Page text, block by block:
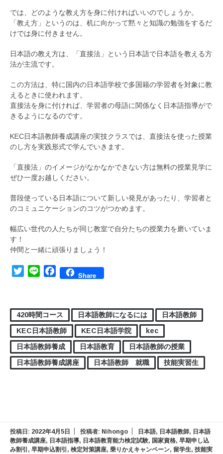
では、どのような教え方を身に付ければいいのでしょうか。
「教え方」というのは、机に向かって黙々と知識の勉強をするだ
けでは身に付きません。
日本語の教え方は、「直接法」という日本語で日本語を教える方
法が主流です。
この方法は、特に国内の日本語学校で多国籍の学習者を対象に教
えるときに使われます。
直接法を身に付ければ、学習者の母語に関係なく日本語指導がで
きるようになるのです。
KEC日本語教師養成講座の実技クラスでは、直接法を使った授業
のし方を実践形式で学んでいきます。
「直接法」のイメージがなかなかできない方は無料の授業見学に
ぜひ一度お越しください。
普段使っている日本語について新しい発見があったり、学習者と
のコミュニケーションのコツがつかめます。
幅広い世代の人たちが同じ教室で自分たちの授業力を磨いていま
す！
仲間と一緒に頑張りましょう！
TwitterLine FacebookShare
420時間コース 日本語教師になるには
日本語教師
KEC日本語教師
KEC日本語学院
kec
日本語教師養成
日本語教育
日本語教師の授業
日本語教師養成講座
日本語教師 就職 技能実習生
投稿日: 2022年4月5日 投稿者: Nihongo 日本語, 日本語教師, 日本語
教師養成講座, 日本語指導, 日本語教育能力検定試験, 国家資格, 早期申し込
み割引 , 早期申込割引 , 検定対策講座, 乗りかえキャンペーン, 留学生, 技能実